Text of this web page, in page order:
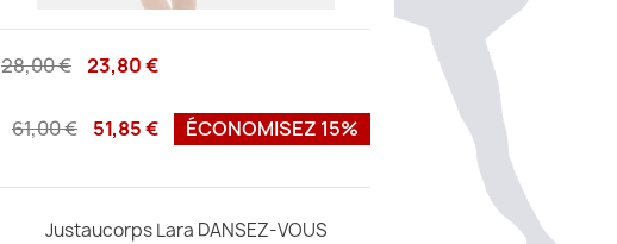
28,00 € 23,80 €
61,00 € 51,85 € ÉCONOMISEZ 15%
Justaucorps Lara DANSEZ-VOUS